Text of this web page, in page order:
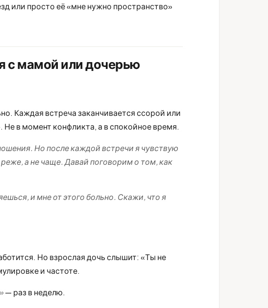
или просто её «мне нужно пространство»
с мамой или дочерью
Каждая встреча заканчивается ссорой или
в момент конфликта, а в спокойное время.
Но после каждой встречи я чувствую
а не чаще. Давай поговорим о том, как
и мне от этого больно. Скажи, что я
Но взрослая дочь слышит: «Ты не
и частоте.
— раз в неделю.